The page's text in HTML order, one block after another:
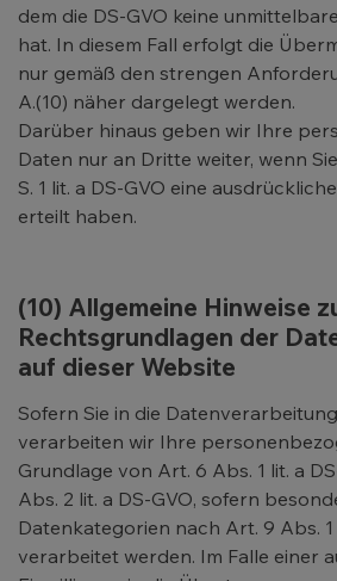
dem die DS-GVO keine
hat. In diesem Fall erfolgt die
nur gemäß den strengen
A.(10) näher dargelegt werden.
Darüber hinaus geben wir Ihre
Daten nur an Dritte weiter, wenn
S. 1 lit. a DS-GVO eine
erteilt haben.
(10) Allgemeine Hinweise
Rechtsgrundlagen der
auf dieser Website
Sofern Sie in die
verarbeiten wir Ihre
Grundlage von Art. 6 Abs. 1 lit. a
Abs. 2 lit. a DS-GVO, sofern
Datenkategorien nach Art. 9 Abs. 1
verarbeitet werden. Im Falle einer